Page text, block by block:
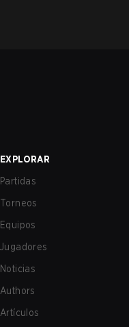
EXPLORAR
Partidas
Torneos
Equipos
Jugadores
Noticias
Authors
Artículos